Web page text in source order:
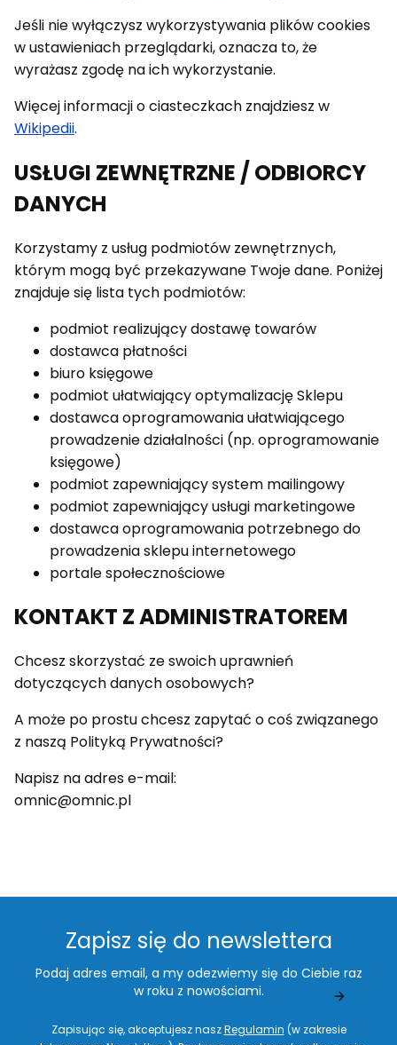
Jeśli nie wyłączysz wykorzystywania plików cookies
w ustawieniach przeglądarki, oznacza to, że
wyrażasz zgodę na ich wykorzystanie.
Więcej informacji o ciasteczkach znajdziesz w
Wikipedii.
USŁUGI ZEWNĘTRZNE / ODBIORCY
DANYCH
Korzystamy z usług podmiotów zewnętrznych,
którym mogą być przekazywane Twoje dane. Poniżej
znajduje się lista tych podmiotów:
podmiot realizujący dostawę towarów
dostawca płatności
biuro księgowe
podmiot ułatwiający optymalizację Sklepu
dostawca oprogramowania ułatwiającego
prowadzenie działalności (np. oprogramowanie
księgowe)
podmiot zapewniający system mailingowy
podmiot zapewniający usługi marketingowe
dostawca oprogramowania potrzebnego do
prowadzenia sklepu internetowego
portale społecznościowe
KONTAKT Z ADMINISTRATOREM
Chcesz skorzystać ze swoich uprawnień
dotyczących danych osobowych?
A może po prostu chcesz zapytać o coś związanego
z naszą Polityką Prywatności?
Napisz na adres e-mail:
omnic@omnic.pl
Zapisz się do newslettera
Podaj adres email, a my odezwiemy się do Ciebie raz
w roku z nowościami.
Zapisując się, akceptujesz naszRegulamin (w zakresie